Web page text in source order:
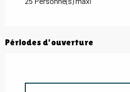
Périodes d'ouverture